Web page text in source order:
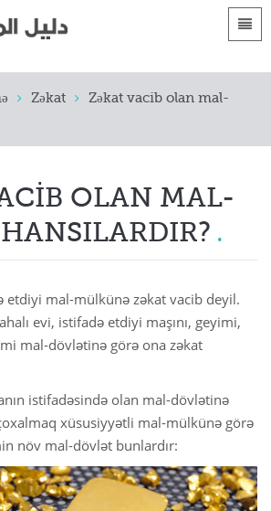
Zəkat
Zəkat vacib olan mal-
OLAN MAL-
etdiyi mal-mülkünə zəkat vacib deyil.
evi, istifadə etdiyi maşını, geyimi,
mal-dövlətinə görə ona zəkat
istifadəsində olan mal-dövlətinə
xüsusiyyətli mal-mülkünə görə
növ mal-dövlət bunlardır: